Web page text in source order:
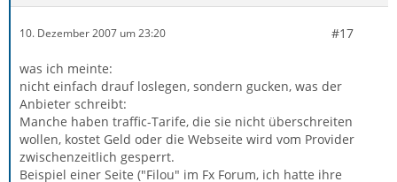
10. Dezember 2007 um 23:20 #17
was ich meinte:
nicht einfach drauf loslegen, sondern gucken, was der
Anbieter schreibt:
Manche haben traffic-Tarife, die sie nicht überschreiten
wollen, kostet Geld oder die Webseite wird vom Provider
zwischenzeitlich gesperrt.
Beispiel einer Seite ("Filou" im Fx Forum, ich hatte ihre